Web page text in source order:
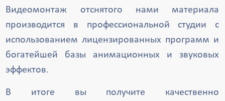
Видеомонтаж отснятого нами материала
производится в профессиональной студии с
использованием лицензированных программ и
богатейшей базы анимационных и звуковых
эффектов.
В итоге вы получите качественно